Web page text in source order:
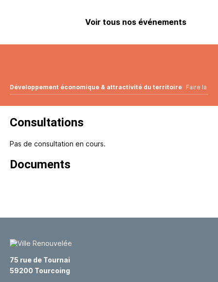
Voir tous nos événements
Développement économique & attractivité du territoire Faire la
Consultations
Pas de consultation en cours.
Documents
75 rue de Tournai
59200 Tourcoing